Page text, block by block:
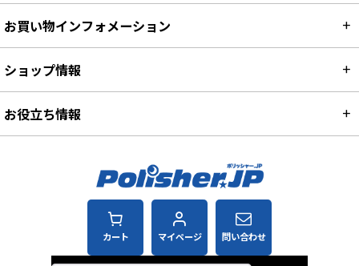
カート マイページ 問い合わせ
お買い物インフォメーション
ショップ情報
お役立ち情報